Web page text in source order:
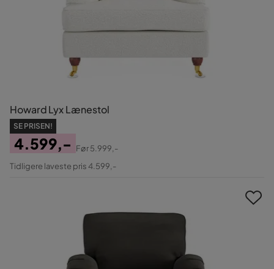
Howard Lyx Lænestol
SE PRISEN!
Pris
4.599,-
Original
Før5.999,-
Tidligere laveste pris 4.599,-